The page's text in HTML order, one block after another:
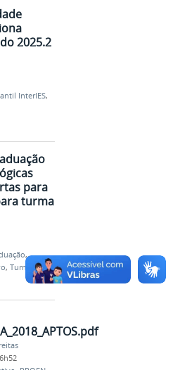
2025.2
InterIES,
para
turma
,
, Turma 2022